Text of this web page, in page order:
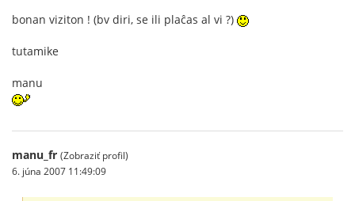
bonan viziton ! (bv diri, se ili plaĉas al vi ?)
tutamike
manu
manu_fr (Zobraziť profil)
6. júna 2007 11:49:09